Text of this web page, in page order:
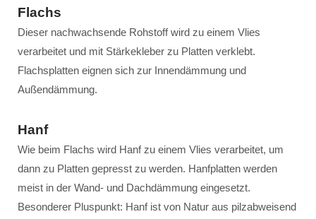
Flachs
Dieser nachwachsende Rohstoff wird zu einem Vlies
verarbeitet und mit Stärkekleber zu Platten verklebt.
Flachsplatten eignen sich zur Innendämmung und
Außendämmung.
Hanf
Wie beim Flachs wird Hanf zu einem Vlies verarbeitet, um
dann zu Platten gepresst zu werden. Hanfplatten werden
meist in der Wand- und Dachdämmung eingesetzt.
Besonderer Pluspunkt: Hanf ist von Natur aus pilzabweisend